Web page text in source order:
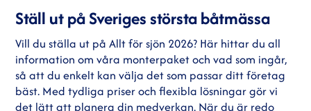
Ställ ut på Sveriges största båtmässa
Vill du ställa ut på Allt för sjön 2026? Här hittar du all
information om våra monterpaket och vad som ingår,
så att du enkelt kan välja det som passar ditt företag
bäst. Med tydliga priser och flexibla lösningar gör vi
det lätt att planera din medverkan. När du är redo